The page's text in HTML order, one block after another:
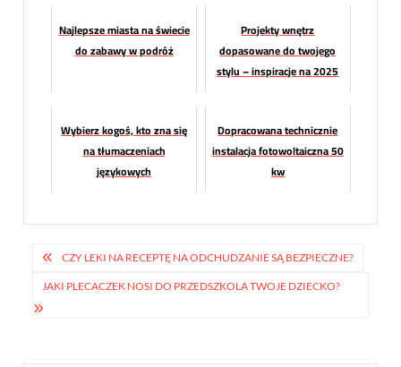
Najlepsze miasta na świecie
do zabawy w podróż
Projekty wnętrz
dopasowane do twojego
stylu – inspiracje na 2025
Wybierz kogoś, kto zna się
na tłumaczeniach
językowych
Dopracowana technicznie
instalacja fotowoltaiczna 50
kw
Nawigacja
wpisu
CZY LEKI NA RECEPTĘ NA ODCHUDZANIE SĄ BEZPIECZNE?
JAKI PLECACZEK NOSI DO PRZEDSZKOLA TWOJE DZIECKO?